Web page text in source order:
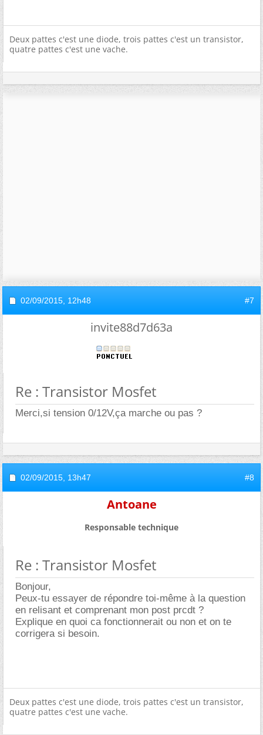
Deux pattes c'est une diode, trois pattes c'est un transistor,
quatre pattes c'est une vache.
02/09/2015, 12h48 #7
invite88d7d63a
Re : Transistor Mosfet
Merci,si tension 0/12V,ça marche ou pas ?
02/09/2015, 13h47 #8
Antoane
Responsable technique
Re : Transistor Mosfet
Bonjour,
Peux-tu essayer de répondre toi-même à la question
en relisant et comprenant mon post prcdt ?
Explique en quoi ca fonctionnerait ou non et on te
corrigera si besoin.
Deux pattes c'est une diode, trois pattes c'est un transistor,
quatre pattes c'est une vache.